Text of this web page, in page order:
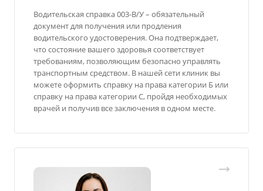
Водительская справка 003-В/У – обязательный
документ для получения или продления
водительского удостоверения. Она подтверждает,
что состояние вашего здоровья соответствует
требованиям, позволяющим безопасно управлять
транспортным средством. В нашей сети клиник вы
можете оформить справку на права категории Б или
справку на права категории С, пройдя необходимых
врачей и получив все заключения в одном месте.